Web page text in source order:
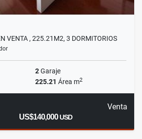
VENTA , 225.21M2, 3 DORMITORIOS
2Garaje
225.21 Área m2
Venta
US$140,000USD